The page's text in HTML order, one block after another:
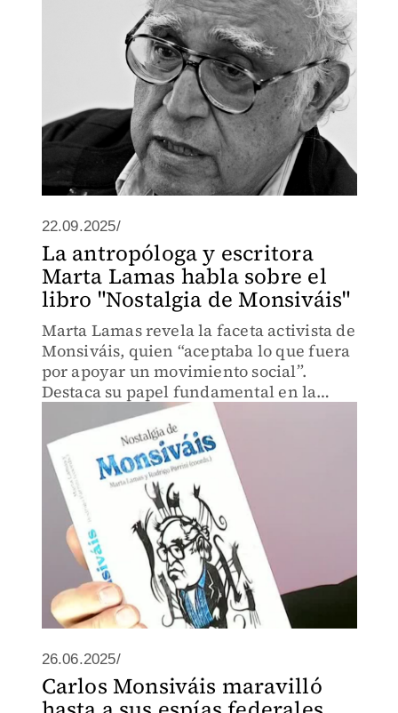
22.09.2025/
La antropóloga y escritora
Marta Lamas habla sobre el
libro "Nostalgia de Monsiváis"
Marta Lamas revela la faceta activista de
Monsiváis, quien “aceptaba lo que fuera
por apoyar un movimiento social”.
Destaca su papel fundamental en la
lucha feminista atrayendo a la prensa
para apoyar causas como la
despenalización del aborto.
26.06.2025/
Carlos Monsiváis maravilló